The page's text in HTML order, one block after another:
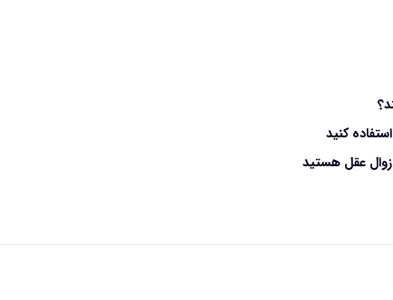
کنید
عقل هستید